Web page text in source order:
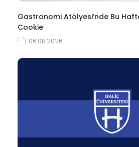
Gastronomi Atölyesi’nde Bu
Cookie
06.08.2026